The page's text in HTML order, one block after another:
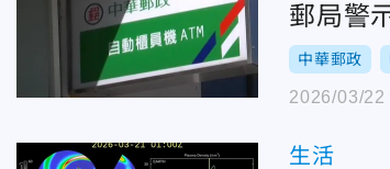
郵局警
中華郵政
2026/03/22
生活